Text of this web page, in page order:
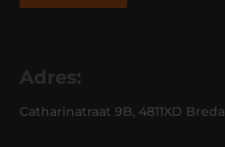
Adres:
Catharinatraat 9B, 4811XD Breda